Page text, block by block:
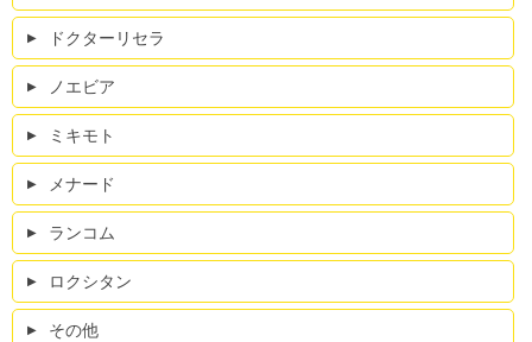
ドクターリセラ
ノエビア
ミキモト
メナード
ランコム
ロクシタン
その他